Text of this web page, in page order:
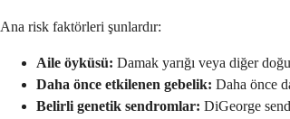
Ana risk faktörleri şunlardır:
Aile öyküsü: Damak yarığı veya diğer
Daha önce etkilenen gebelik: Daha önce
Belirli genetik sendromlar: DiGeorge